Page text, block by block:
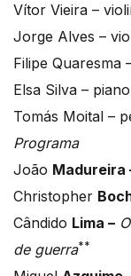
Vítor Vieira –
Jorge Alves –
Filipe Quaresma
Elsa Silva – piano
Tomás Moital –
Programa
João Madureira
Christopher
Cândido Lima –
de guerra**